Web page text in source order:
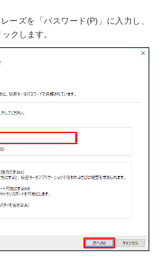
ーズを「パスワード(P)」に入力し、
クします。